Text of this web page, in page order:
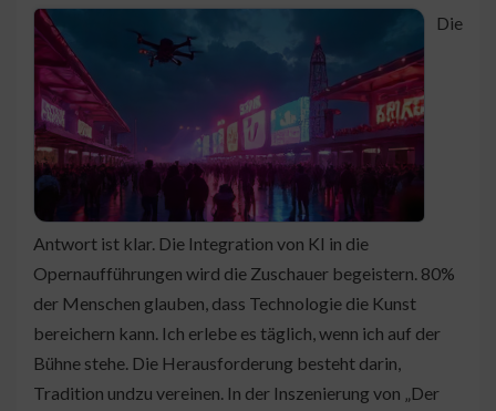
Die
Antwort ist klar. Die Integration von KI in die
Opernaufführungen wird die Zuschauer begeistern. 80%
der Menschen glauben, dass Technologie die Kunst
bereichern kann. Ich erlebe es täglich, wenn ich auf der
Bühne stehe. Die Herausforderung besteht darin,
Tradition undzu vereinen. In der Inszenierung von „Der